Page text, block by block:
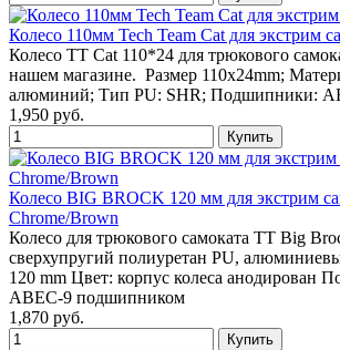
Колесо 110мм Tech Team Cat для экстрим
Колесо TT Cat 110*24 для трюкового
нашем магазине. Размер 110x24mm;
алюминий; Тип PU: SHR; Подшипники:
1,950 руб.
Колесо BIG BROCK 120 мм для экстрим
Chrome/Brown
Колесо для трюкового самоката TT Big
сверхупругий полиуретан PU,
120 mm Цвет: корпус колеса анодирован
ABEC-9 подшипником
1,870 руб.